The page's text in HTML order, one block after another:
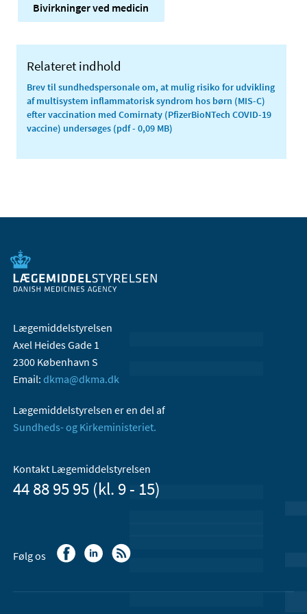
Bivirkninger ved medicin
Relateret indhold
Brev til sundhedspersonale om, at mulig risiko for udvikling
af multisystem inflammatorisk syndrom hos børn (MIS-C)
efter vaccination med Comirnaty (PfizerBioNTech COVID-19
vaccine) undersøges (pdf - 0,09 MB)
Lægemiddelstyrelsen
Axel Heides Gade 1
2300 København S
Email: dkma@dkma.dk
Lægemiddelstyrelsen er en del af
Sundheds- og Kirkeministeriet.
Kontakt Lægemiddelstyrelsen
44 88 95 95 (kl. 9 - 15)
Følg os